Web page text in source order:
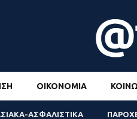
ΟΙΚΟΝΟΜΊΑ
ΑΣΦΑΛΙΣΤΙΚΑ